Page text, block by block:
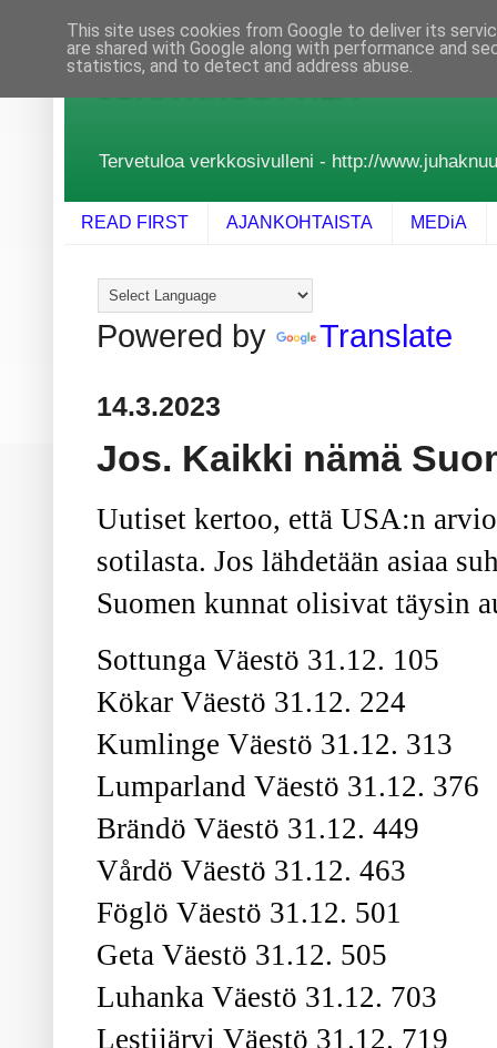
JUHA KNUUTTILA
Tervetuloa verkkosivulleni - http://
READ FIRST AJANKOHTAISTA MEDiA
Powered by Translate
14.3.2023
Jos. Kaikki nämä
Uutiset kertoo, että USA:n
sotilasta. Jos lähdetään asiaa
Suomen kunnat olisivat täysin
Sottunga Väestö 31.12. 105
Kökar Väestö 31.12. 224
Kumlinge Väestö 31.12. 313
Lumparland Väestö 31.12. 376
Brändö Väestö 31.12. 449
Vårdö Väestö 31.12. 463
Föglö Väestö 31.12. 501
Geta Väestö 31.12. 505
Luhanka Väestö 31.12. 703
Lestijärvi Väestö 31.12. 719
This site uses cookies from Google to deliver its
are shared with Google along with performance and
statistics, and to detect and address abuse.